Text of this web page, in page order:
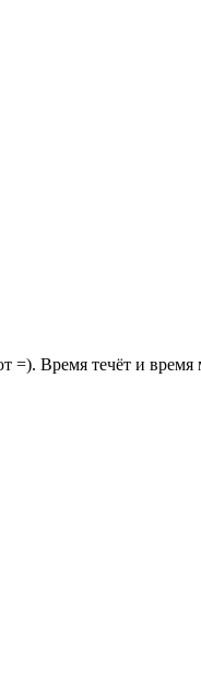
Время течёт и время